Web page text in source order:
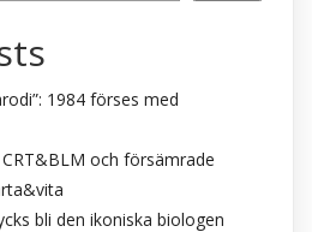
1984 förses med
och försämrade
bli den ikoniska biologen